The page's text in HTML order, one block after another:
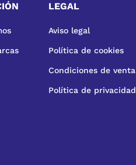
LEGAL
Aviso legal
Política de cookies
Condiciones de venta
Política de privacidad